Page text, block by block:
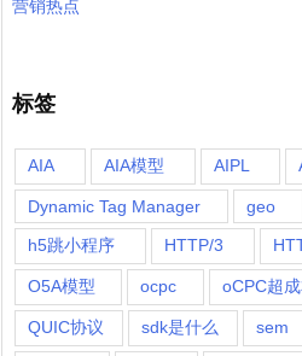
营销热点
标签
AIA AIA模型 AIPL
Dynamic Tag Manager geo
h5跳小程序
HTTP/3
O5A模型 ocpc oCPC超
QUIC协议 sdk是什么 sem